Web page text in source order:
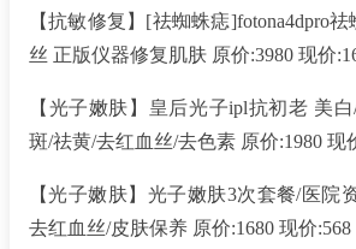
【抗敏修复】[祛蜘蛛痣]fotona4dpro
丝 正版仪器修复肌肤 原价:3980 现价
【光子嫩肤】皇后光子ipl抗初老 美
斑/祛黄/去红血丝/去色素 原价:1980 现
【光子嫩肤】光子嫩肤3次套餐/医院
去红血丝/皮肤保养 原价:1680 现价:568